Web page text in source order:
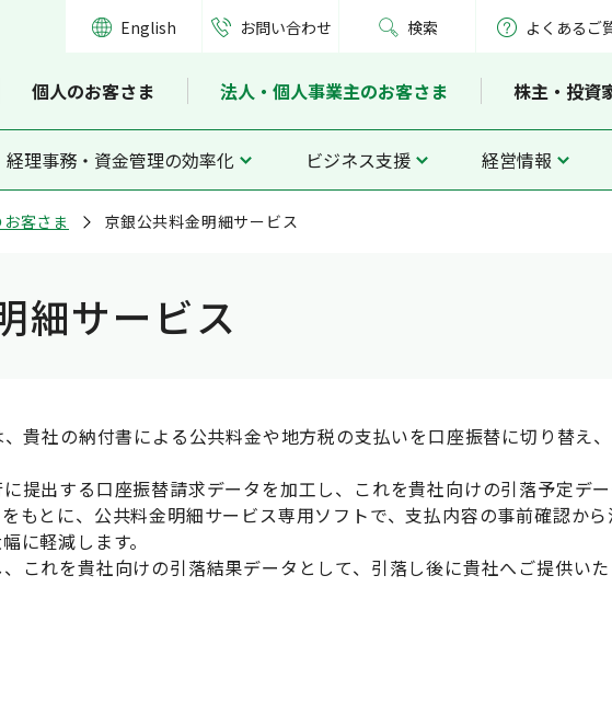
English お問い合わせ 検索 よくあるご
個人のお客さま 法人・個人事業主のお客さま 株主・投資
経理事務・資金管理の効率化 ビジネス支援 経営情報
客さま 京銀公共料金明細サービス
細サービス
貴社の納付書による公共料金や地方税の支払いを口座振替に切り替え
提出する口座振替請求データを加工し、これを貴社向けの引落予定デ
もとに、公共料金明細サービス専用ソフトで、支払内容の事前確認か
に軽減します。
これを貴社向けの引落結果データとして、引落し後に貴社へご提供いた